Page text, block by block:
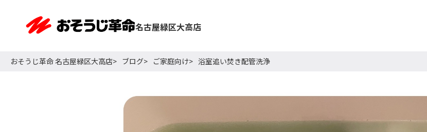
名古屋緑区大高店
おそうじ革命 名古屋緑区大高店 ブログ ご家庭向け 浴室追い焚き配管洗浄